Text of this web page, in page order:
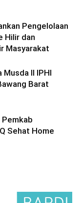
Pengelolaan
Hilir dan
Masyarakat
II IPHI
Barat
Sehat Home